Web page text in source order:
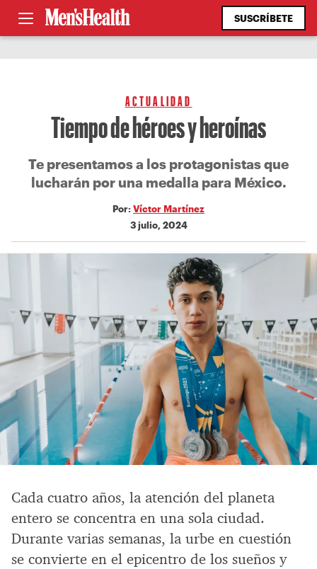
SUSCRÍBETE
ACTUALIDAD
Tiempo de héroes y heroínas
Te presentamos a los protagonistas que
lucharán por una medalla para México.
Por: Víctor Martínez
3 julio, 2024
Cada cuatro años, la atención del planeta
entero se concentra en una sola ciudad.
Durante varias semanas, la urbe en cuestión
se convierte en el epicentro de los sueños y